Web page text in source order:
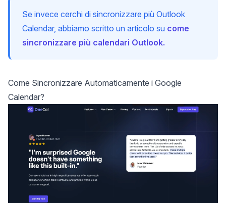
Se invece cerchi di sincronizzare più Outlook
Calendar, abbiamo scritto un articolo su come
sincronizzare più calendari Outlook.
Come Sincronizzare Automaticamente i Google
Calendar?